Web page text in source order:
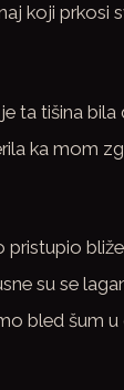
koji prkosi
ta tišina
ka mom
su se
bled šum